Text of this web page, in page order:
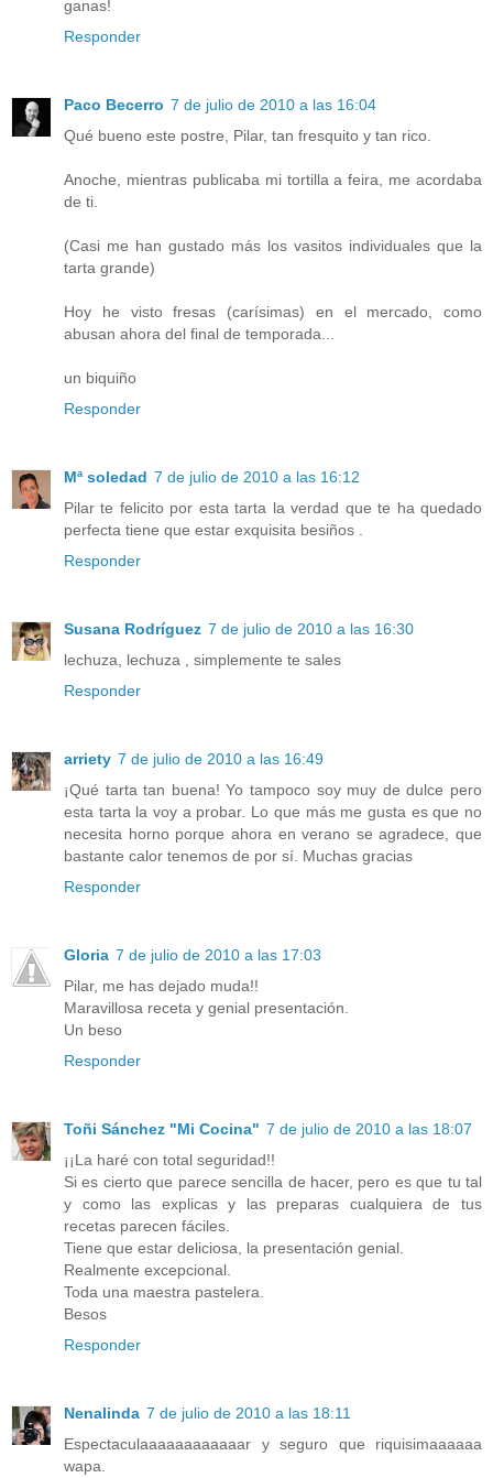
ganas!
Responder
Paco Becerro 7 de julio de 2010 a las 16:04
Qué bueno este postre, Pilar, tan fresquito y tan rico.
Anoche, mientras publicaba mi tortilla a feira, me acordaba
de ti.
(Casi me han gustado más los vasitos individuales que la
tarta grande)
Hoy he visto fresas (carísimas) en el mercado, como
abusan ahora del final de temporada...
un biquiño
Responder
Mª soledad 7 de julio de 2010 a las 16:12
Pilar te felicito por esta tarta la verdad que te ha quedado
perfecta tiene que estar exquisita besiños .
Responder
Susana Rodríguez 7 de julio de 2010 a las 16:30
lechuza, lechuza , simplemente te sales
Responder
arriety 7 de julio de 2010 a las 16:49
¡Qué tarta tan buena! Yo tampoco soy muy de dulce pero
esta tarta la voy a probar. Lo que más me gusta es que no
necesita horno porque ahora en verano se agradece, que
bastante calor tenemos de por sí. Muchas gracias
Responder
Gloria 7 de julio de 2010 a las 17:03
Pilar, me has dejado muda!!
Maravillosa receta y genial presentación.
Un beso
Responder
Toñi Sánchez "Mi Cocina" 7 de julio de 2010 a las 18:07
¡¡La haré con total seguridad!!
Si es cierto que parece sencilla de hacer, pero es que tu tal
y como las explicas y las preparas cualquiera de tus
recetas parecen fáciles.
Tiene que estar deliciosa, la presentación genial.
Realmente excepcional.
Toda una maestra pastelera.
Besos
Responder
Nenalinda 7 de julio de 2010 a las 18:11
Espectaculaaaaaaaaaaaar y seguro que riquisimaaaaaa
wapa.